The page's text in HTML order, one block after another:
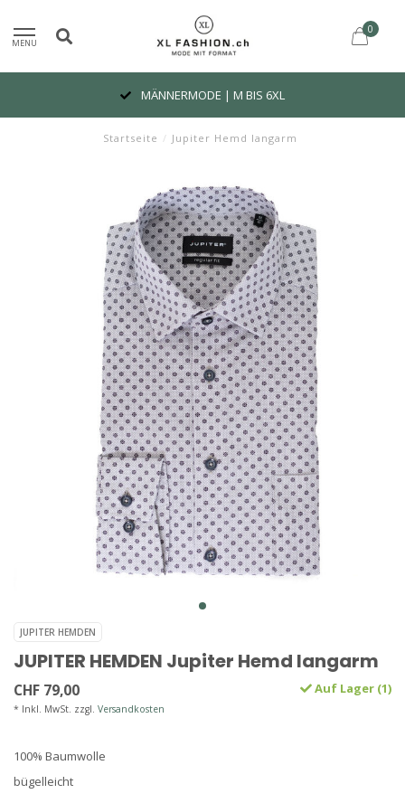
MENU
0
MÄNNERMODE | M BIS 6XL
Startseite / Jupiter Hemd langarm
JUPITER HEMDEN
JUPITER HEMDEN Jupiter Hemd langarm
CHF 79,00
* Inkl. MwSt. zzgl. Versandkosten
Auf Lager (1)
100% Baumwolle
bügelleicht